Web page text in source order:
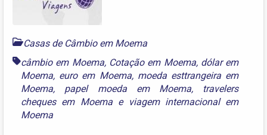
Casas de Câmbio em Moema
câmbio em Moema, Cotação em Moema, dólar em
Moema, euro em Moema, moeda esttrangeira em
Moema, papel moeda em Moema, travelers
cheques em Moemae viagem internacional em
Moema